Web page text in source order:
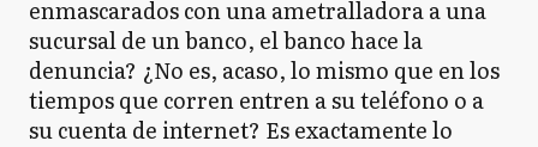
enmascarados con una ametralladora a una
sucursal de un banco, el banco hace la
denuncia? ¿No es, acaso, lo mismo que en los
tiempos que corren entren a su teléfono o a
su cuenta de internet? Es exactamente lo